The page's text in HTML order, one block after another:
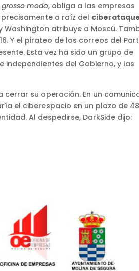
grosso modo, obliga a las empresas
a raíz del
Washington atribuye a Moscú.
Y el pirateo de los correos del
Esta vez ha sido un grupo de
independientes del Gobierno, y las
cerrar su operación. En un
el ciberespacio en un plazo de
Al despedirse, DarkSide dijo: